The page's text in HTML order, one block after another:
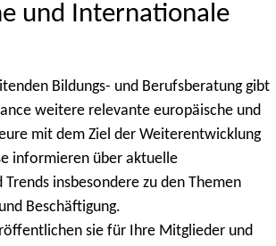
und Internationale
Bildungs- und Berufsberatung gibt
weitere relevante europäische und
mit dem Ziel der Weiterentwicklung
informieren über aktuelle
insbesondere zu den Themen
Beschäftigung.
sie für Ihre Mitglieder und